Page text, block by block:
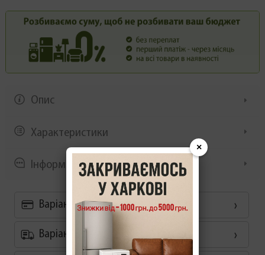
Опис
Характеристики
Інформація/демонстрація
Варіанти оплати
Варіанти доставки
×